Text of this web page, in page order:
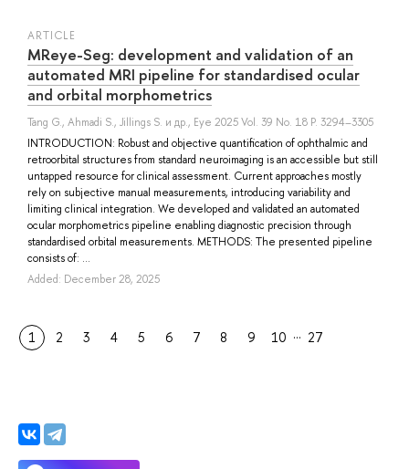
ARTICLE
MReye-Seg: development and validation of an
automated MRI pipeline for standardised ocular
and orbital morphometrics
Tang G., Ahmadi S., Jillings S. и др., Eye 2025 Vol. 39 No. 18 P. 3294–3305
INTRODUCTION: Robust and objective quantification of ophthalmic and
retroorbital structures from standard neuroimaging is an accessible but still
untapped resource for clinical assessment. Current approaches mostly
rely on subjective manual measurements, introducing variability and
limiting clinical integration. We developed and validated an automated
ocular morphometrics pipeline enabling diagnostic precision through
standardised orbital measurements. METHODS: The presented pipeline
consists of: ...
Added: December 28, 2025
1 2 3 4 5 6 7 8 9 10 … 27